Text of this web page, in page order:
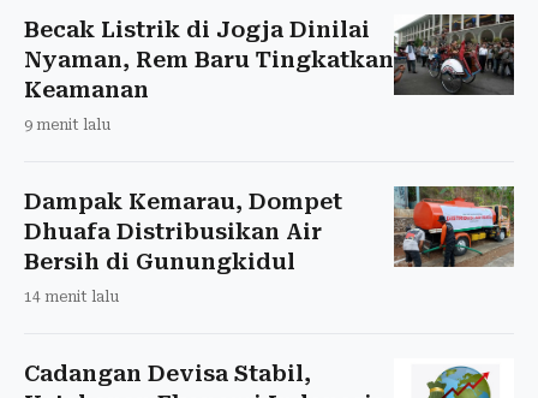
Becak Listrik di Jogja Dinilai
Nyaman, Rem Baru Tingkatkan
Keamanan
9 menit lalu
Dampak Kemarau, Dompet
Dhuafa Distribusikan Air
Bersih di Gunungkidul
14 menit lalu
Cadangan Devisa Stabil,